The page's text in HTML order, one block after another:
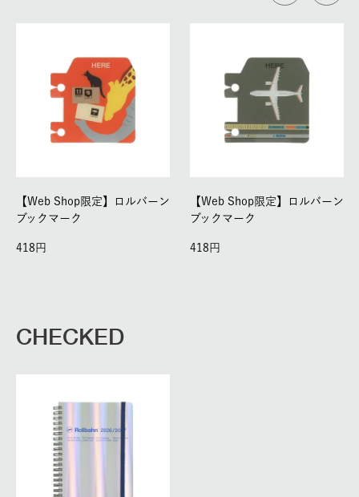
【Web Shop限定】ロルバーン
ブックマーク
418
【Web Shop限定】ロルバーン
ブックマーク
418
CHECKED